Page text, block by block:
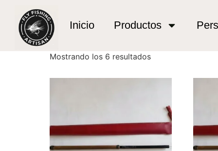
Inicio Productos
pesca técnica
Mostrando los 6 resultados